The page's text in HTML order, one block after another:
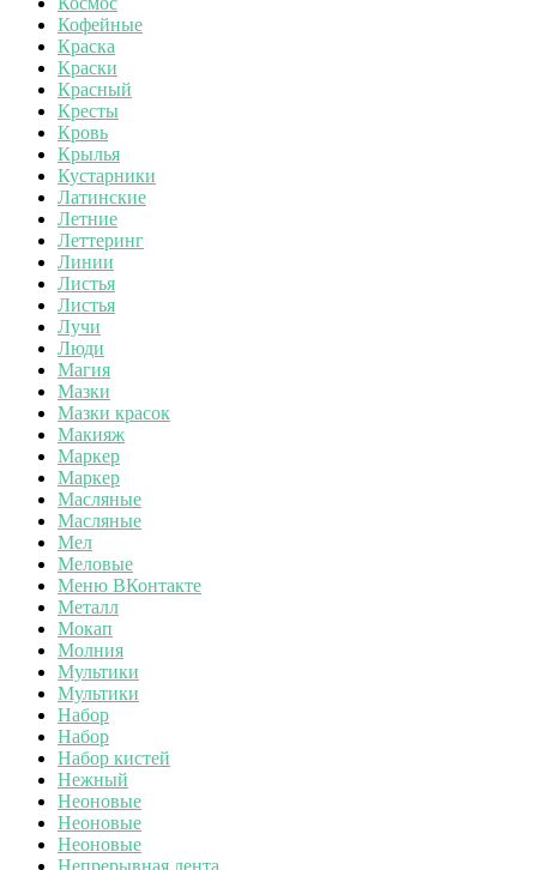
Кофейные
Краска
Краски
Красный
Кресты
Кровь
Крылья
Кустарники
Латинские
Летние
Леттеринг
Линии
Листья
Листья
Лучи
Люди
Магия
Мазки
Мазки красок
Макияж
Маркер
Маркер
Масляные
Масляные
Мел
Меловые
Меню ВКонтакте
Металл
Мокап
Молния
Мультики
Мультики
Набор
Набор
Набор кистей
Нежный
Неоновые
Неоновые
Неоновые
Непрерывная лента